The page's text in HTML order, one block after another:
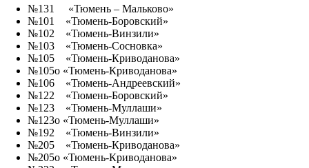
№131 «Тюмень – Мальково»
№101 «Тюмень-Боровский»
№102 «Тюмень-Винзили»
№103 «Тюмень-Сосновка»
№105 «Тюмень-Криводанова»
№105о «Тюмень-Криводанова»
№106 «Тюмень-Андреевский»
№122 «Тюмень-Боровский»
№123 «Тюмень-Муллаши»
№123о «Тюмень-Муллаши»
№192 «Тюмень-Винзили»
№205 «Тюмень-Криводанова»
№205о «Тюмень-Криводанова»